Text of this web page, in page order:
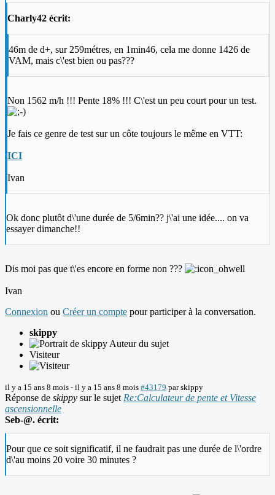
Charly42 écrit:
46m de d+, sur 259métres, en 1min46, cela me donne 1426 de
VAM, mais c\'est bien ou pas???
Non 1562 m/h !!! Pente 18% !!! C\'est un peu court pour un test.
Je fais ce genre de test sur un côte toujours le même en VTT:
ICI
Ivan
Ok donc plutôt d\'une durée de 5/6min?? j\'ai une idée.... on va
essayer dimanche!!
Dis moi pas que t\'es encore en forme non ???
Ivan
Connexion ou Créer un compte pour participer à la conversation.
skippy
Auteur du sujet
Visiteur
il y a 15 ans 8 mois - il y a 15 ans 8 mois #43179 parskippy
Réponse de skippy sur le sujet Re:Calculateur de pente et Vitesse
ascensionnelle
Seb-@. écrit:
Pour que ce soit significatif, il ne faudrait pas une durée de l\'ordre
d\'au moins 20 voire 30 minutes ?